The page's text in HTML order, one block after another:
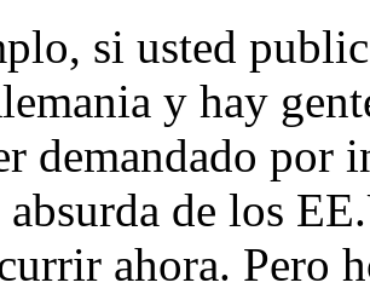
si usted
y hay
demandado por
de los
ahora. Pero